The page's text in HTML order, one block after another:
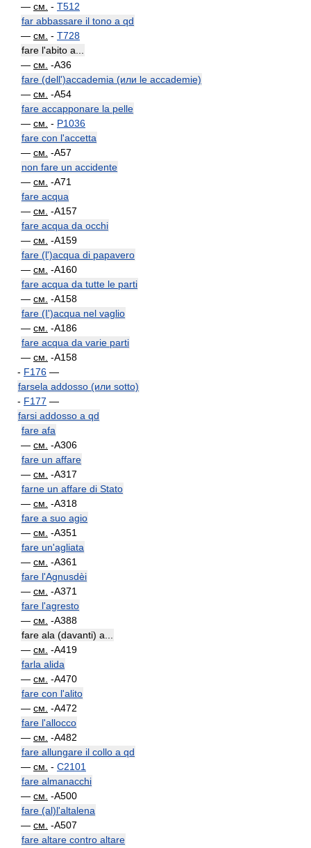
— см. - T512
far abbassare il tono a qd
— см. - T728
fare l'abito a...
— см. -A36
fare (dell')accademia (или le accademie)
— см. -A54
fare accapponare la pelle
— см. - P1036
fare con l'accetta
— см. -A57
non fare un accidente
— см. -A71
fare acqua
— см. -A157
fare acqua da occhi
— см. -A159
fare (l')acqua di papavero
— см. -A160
fare acqua da tutte le parti
— см. -A158
fare (I')acqua nel vaglio
— см. -A186
fare acqua da varie parti
— см. -A158
- F176 —
farsela addosso (или sotto)
- F177 —
farsi addosso a qd
fare afa
— см. -A306
fare un affare
— см. -A317
farne un affare di Stato
— см. -A318
fare a suo agio
— см. -A351
fare un'agliata
— см. -A361
fare l'Agnusdèi
— см. -A371
fare l'agresto
— см. -A388
fare ala (davanti) a...
— см. -A419
farla alida
— см. -A470
fare con l'alito
— см. -A472
fare l'allocco
— см. -A482
fare allungare il collo a qd
— см. - C2101
fare almanacchi
— см. -A500
fare (al)l'altalena
— см. -A507
fare altare contro altare